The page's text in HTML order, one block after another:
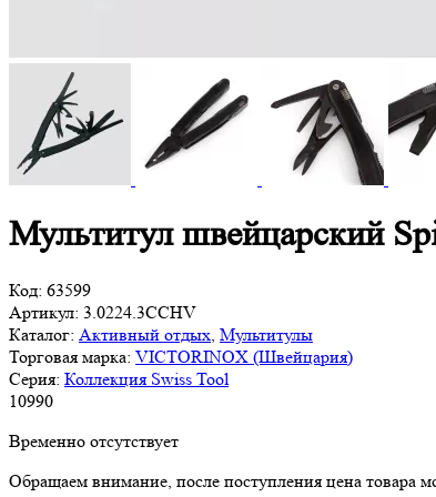
Мультитул швейцарский
Код: 63599
Артикул: 3.0224.3CCHV
Каталог: Активный отдых Мультитулы
Торговая марка: VICTORINOX (Швейцария)
Серия: Коллекция Swiss Tool
10990
Временно отсутствует
Обращаем внимание, после поступления цена товара